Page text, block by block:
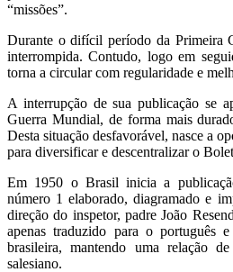
“missões”.
Durante o difícil período da Primeira
interrompida. Contudo, logo em
torna a circular com regularidade e
A interrupção de sua publicação se
Guerra Mundial, de forma mais
Desta situação desfavorável, nasce a
para diversificar e descentralizar o
Em 1950 o Brasil inicia a
número 1 elaborado, diagramado e
direção do inspetor, padre João
apenas traduzido para o português
brasileira, mantendo uma relação
salesiano.